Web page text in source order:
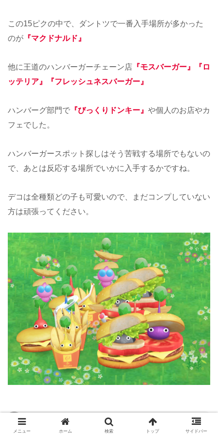
この15ピクの中で、ダントツで一番入手場所が多かった
のが 『マクドナルド』
他に王道のハンバーガーチェーン店 『モスバーガー』『ロ
ッテリア』『フレッシュネスバーガー』
ハンバーグ部門で 『びっくりドンキー』 や個人のお店やカ
フェでした。
ハンバーガースポット探しはそう苦戦する場所でもないの
で、あとは反応する場所でいかに入手するかですね。
デコは全種類どの子も可愛いので、まだコンプしていない
方は頑張ってください。
周辺ポストカード紹介
メニュー ホーム 検索 トップ サイドバー